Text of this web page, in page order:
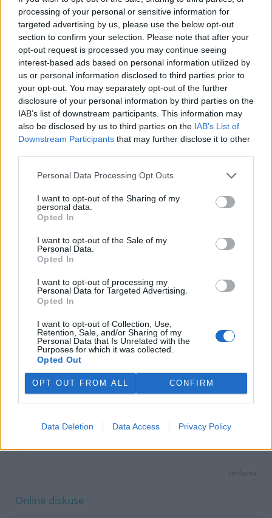
processing of your personal or sensitive information for
targeted advertising by us, please use the below opt-out
section to confirm your selection. Please note that after your
opt-out request is processed you may continue seeing
interest-based ads based on personal information utilized by
us or personal information disclosed to third parties prior to
your opt-out. You may separately opt-out of the further
disclosure of your personal information by third parties on the
IAB’s list of downstream participants. This information may
also be disclosed by us to third parties on the IAB’s List of
Downstream Participants that may further disclose it to other
Personal Data Processing Opt Outs
I want to opt-out of the Sharing of my
personal data.
Opted In
I want to opt-out of the Sale of my
Personal Data.
Opted In
I want to opt-out of processing my
Personal Data for Targeted Advertising.
Opted In
I want to opt-out of Collection, Use,
Retention, Sale, and/or Sharing of my
Personal Data that Is Unrelated with the
Purposes for which it was collected.
Opted Out
OPT OUT FROM ALL CONFIRM
Data Deletion Data Access Privacy Policy
kontaminované budovy byly uzavřeny a ponechány svému
osudu.
V druhé polovině 90. let začala chemička s nebezpečným
dědictvím něco dělat. V roce 1998 byla zlikvidována první
budova, odstranění dalších dvou se však ukázalo mnohem
složitější a zatím není jisté, kdy k němu dojde. Na základě
studie likvidace škod teprve dojde k výběru vhodného
způsobu likvidace, který pak musí projít posouzením vlivů
na životní prostředí. Až potom vybereFond národního
majetku
firmu, jež bude pověřena odstraněním budov.
reklama
Online diskuse